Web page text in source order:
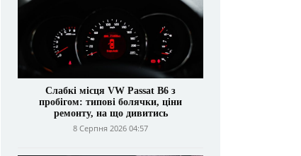
Слабкі місця VW Passat B6 з
пробігом: типові болячки, ціни
ремонту, на що дивитись
8 Серпня 2026 04:57